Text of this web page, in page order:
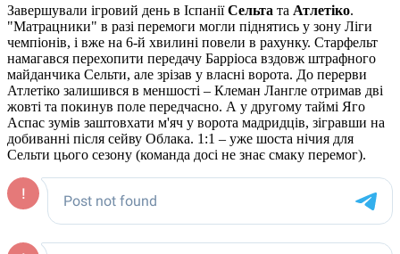
Завершували ігровий день в ІспаніїСельта та Атлетіко.
"Матрацники" в разі перемоги могли піднятись у зону Ліги
чемпіонів, і вже на 6-й хвилині повели в рахунку. Старфельт
намагався перехопити передачу Барріоса вздовж штрафного
майданчика Сельти, але зрізав у власні ворота. До перерви
Атлетіко залишився в меншості – Клеман Лангле отримав дві
жовті та покинув поле передчасно. А у другому таймі Яго
Аспас зумів заштовхати м'яч у ворота мадридців, зігравши на
добиванні після сейву Облака. 1:1 – уже шоста нічия для
Сельти цього сезону (команда досі не знає смаку перемог).